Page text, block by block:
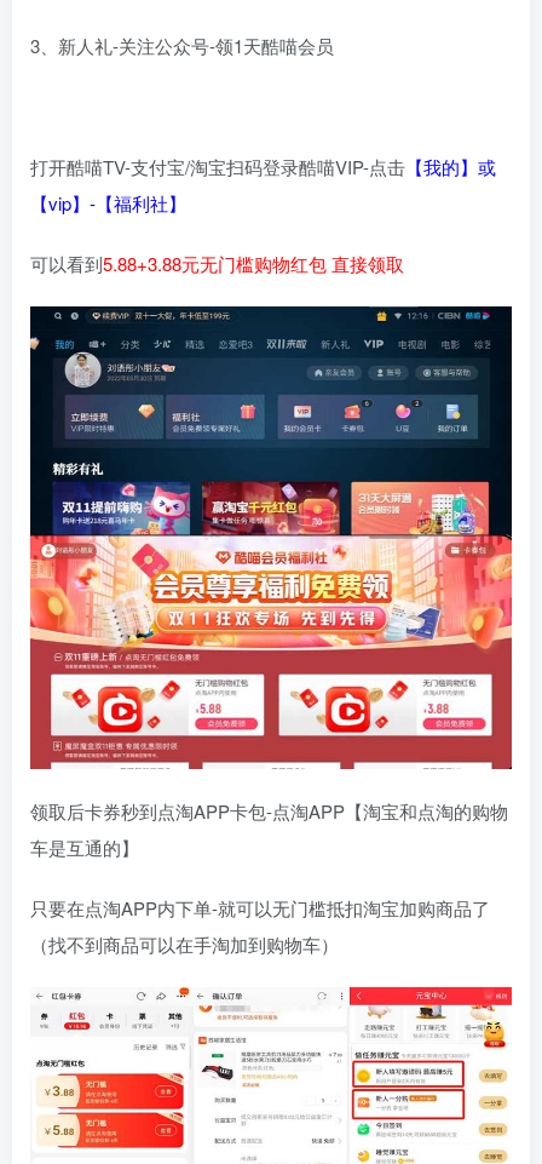
3、新人礼-关注公众号-领1天酷喵会员
打开酷喵TV-支付宝/淘宝扫码登录酷喵VIP-点击 【我的】或
【vip】-【福利社】
可以看到5.88+3.88元无门槛购物红包 直接领取
领取后卡券秒到点淘APP卡包-点淘APP【淘宝和点淘的购物
车是互通的】
只要在点淘APP内下单-就可以无门槛抵扣淘宝加购商品了
（找不到商品可以在手淘加到购物车）